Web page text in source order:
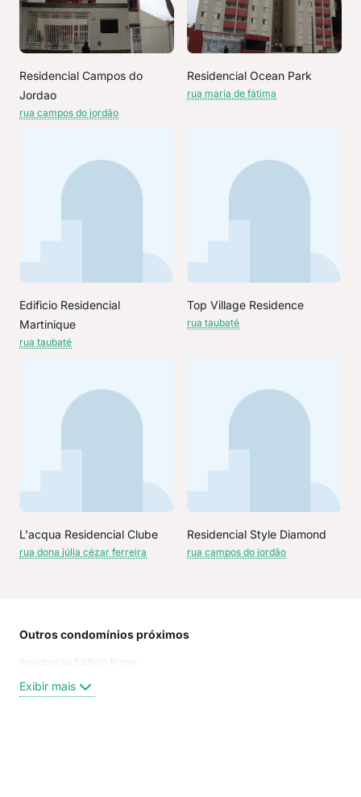
Residencial Campos do
Jordao
rua campos do jordão
Residencial Ocean Park
rua maria de fátima
Edificio Residencial
Martinique
rua taubaté
Top Village Residence
rua taubaté
L'acqua Residencial Clube
rua dona júlia cézar ferreira
Residencial Style Diamond
rua campos do jordão
Outros condomínios próximos
Residencial Edificio Prime
Exibir mais